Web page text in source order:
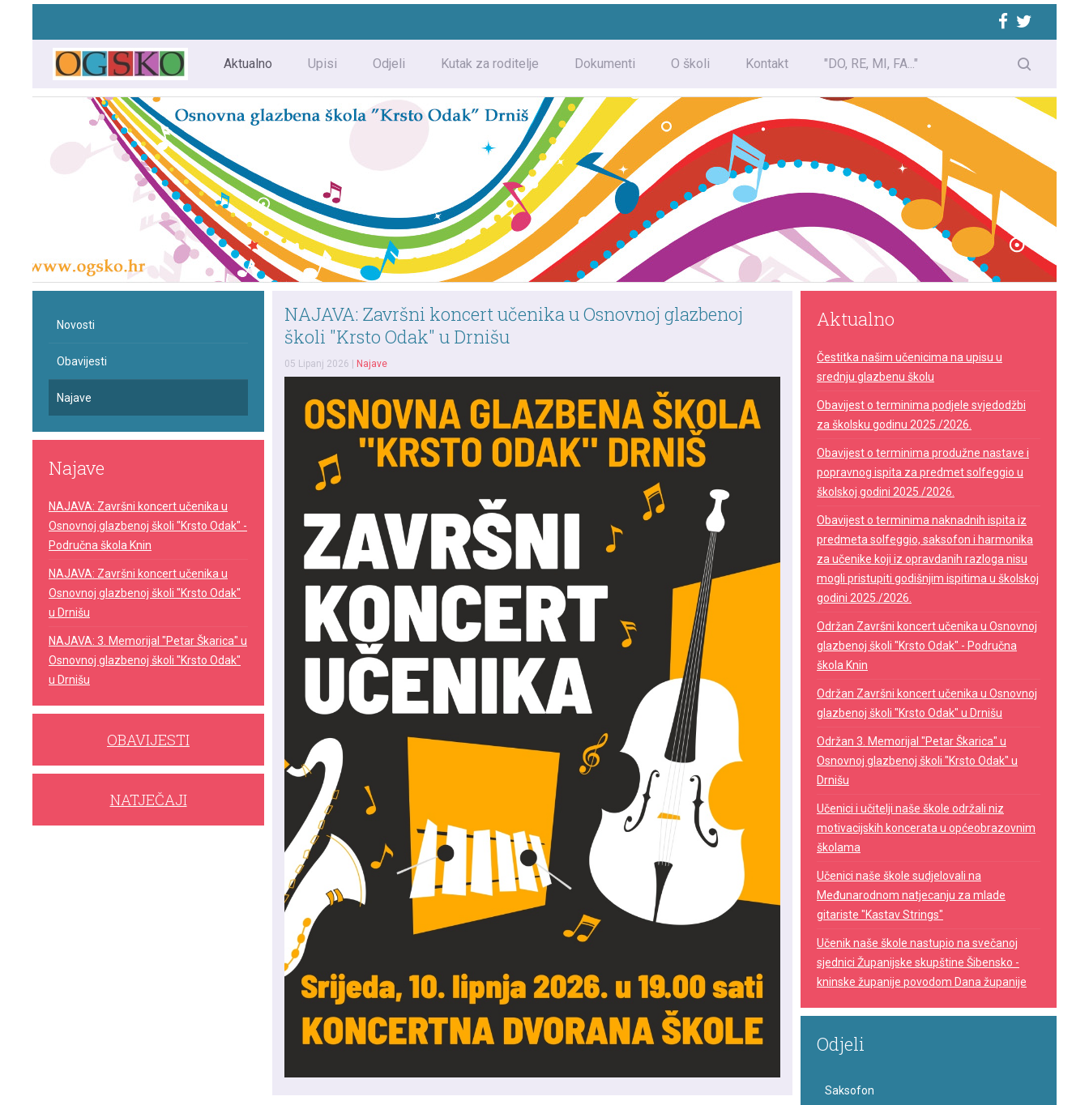
Aktualno Upisi Odjeli Kutak za roditelje Dokumenti O školi Kontakt "DO, RE, MI, FA..."
NAJAVA: Završni koncert učenika u Osnovnoj glazbenoj
školi "Krsto Odak" u Drnišu
05 Lipanj 2026 Najave
Novosti
Obavijesti
Najave
Najave
NAJAVA: Završni koncert učenika u
Osnovnoj glazbenoj školi "Krsto Odak" -
Područna škola Knin
NAJAVA: Završni koncert učenika u
Osnovnoj glazbenoj školi "Krsto Odak"
u Drnišu
NAJAVA: 3. Memorijal "Petar Škarica" u
Osnovnoj glazbenoj školi "Krsto Odak"
u Drnišu
OBAVIJESTI
NATJEČAJI
Aktualno
Čestitka našim učenicima na upisu u
srednju glazbenu školu
Obavijest o terminima podjele svjedodžbi
za školsku godinu 2025./2026.
Obavijest o terminima produžne nastave i
popravnog ispita za predmet solfeggio u
školskoj godini 2025./2026.
Obavijest o terminima naknadnih ispita iz
predmeta solfeggio, saksofon i harmonika
za učenike koji iz opravdanih razloga nisu
mogli pristupiti godišnjim ispitima u školskoj
godini 2025./2026.
Održan Završni koncert učenika u Osnovnoj
glazbenoj školi "Krsto Odak" - Područna
škola Knin
Održan Završni koncert učenika u Osnovnoj
glazbenoj školi "Krsto Odak" u Drnišu
Održan 3. Memorijal "Petar Škarica" u
Osnovnoj glazbenoj školi "Krsto Odak" u
Drnišu
Učenici i učitelji naše škole održali niz
motivacijskih koncerata u općeobrazovnim
školama
Učenici naše škole sudjelovali na
Međunarodnom natjecanju za mlade
gitariste "Kastav Strings"
Učenik naše škole nastupio na svečanoj
sjednici Županijske skupštine Šibensko -
kninske županije povodom Dana županije
Odjeli
Saksofon